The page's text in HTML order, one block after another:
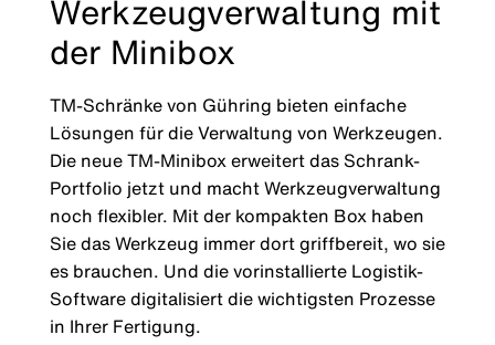
Werkzeugverwaltung mit
der Minibox
TM-Schränke von Gühring bieten einfache
Lösungen für die Verwaltung von Werkzeugen.
Die neue TM-Minibox erweitert das Schrank-
Portfolio jetzt und macht Werkzeugverwaltung
noch flexibler. Mit der kompakten Box haben
Sie das Werkzeug immer dort griffbereit, wo sie
es brauchen. Und die vorinstallierte Logistik-
Software digitalisiert die wichtigsten Prozesse
in Ihrer Fertigung.